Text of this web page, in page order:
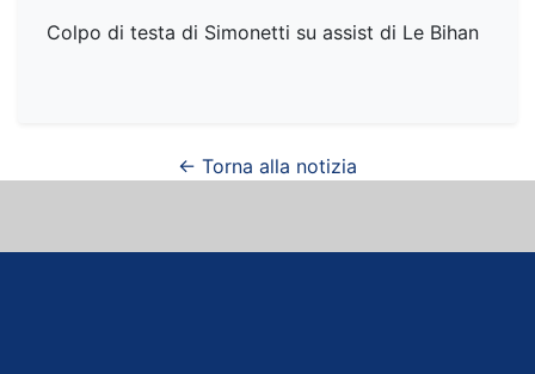
Colpo di testa di Simonetti su assist di Le Bihan
← Torna alla notizia